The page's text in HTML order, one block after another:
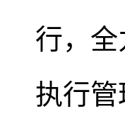
行，全
执行